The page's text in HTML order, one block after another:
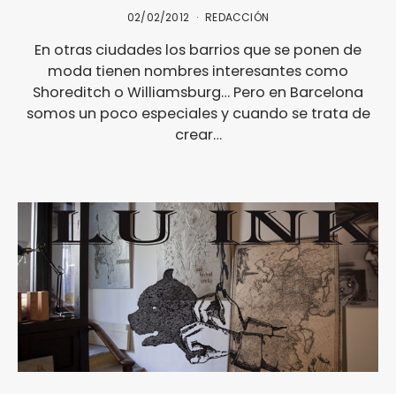
02/02/2012 REDACCIÓN
En otras ciudades los barrios que se ponen de
moda tienen nombres interesantes como
Shoreditch o Williamsburg… Pero en Barcelona
somos un poco especiales y cuando se trata de
crear…